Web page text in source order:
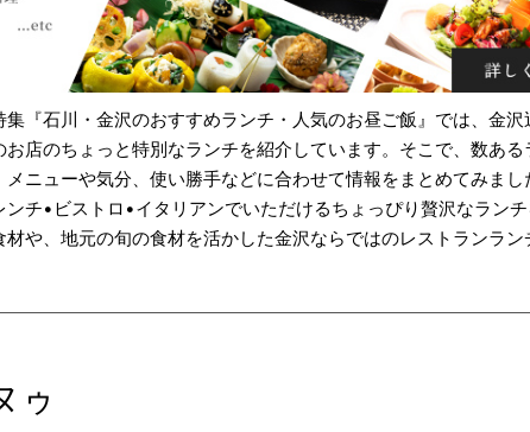
集『石川・金沢のおすすめランチ・人気のお昼ご飯』では、金沢
店のちょっと特別なランチを紹介しています。そこで、数ある
メニューや気分、使い勝手などに合わせて情報をまとめてみまし
チ•ビストロ•イタリアンでいただけるちょっぴり贅沢なランチ
材や、地元の旬の食材を活かした金沢ならではのレストランラン
ゥ